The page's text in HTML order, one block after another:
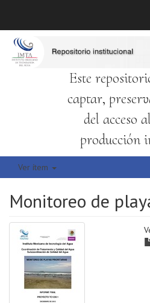
Este
captar,
del acceso
producción
Ver ítem
Monitoreo de